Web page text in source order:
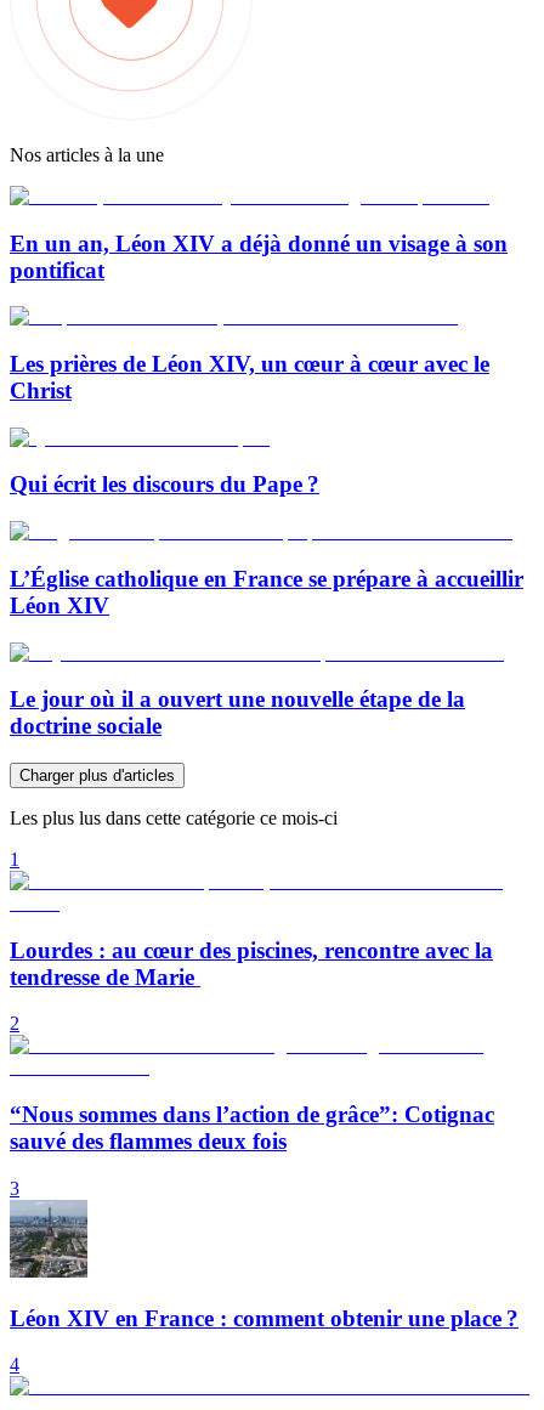
Nos articles à la une
En un an, Léon XIV a déjà donné un visage à son
pontificat
Les prières de Léon XIV, un cœur à cœur avec le
Christ
Qui écrit les discours du Pape ?
L’Église catholique en France se prépare à accueillir
Léon XIV
Le jour où il a ouvert une nouvelle étape de la
doctrine sociale
Charger plus d'articles
Les plus lus dans cette catégorie ce mois-ci
1
Lourdes : au cœur des piscines, rencontre avec la
tendresse de Marie
2
“Nous sommes dans l’action de grâce”: Cotignac
sauvé des flammes deux fois
3
Léon XIV en France : comment obtenir une place ?
4